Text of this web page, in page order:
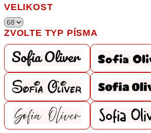
VELIKOST
ZVOLTE TYP PÍSMA